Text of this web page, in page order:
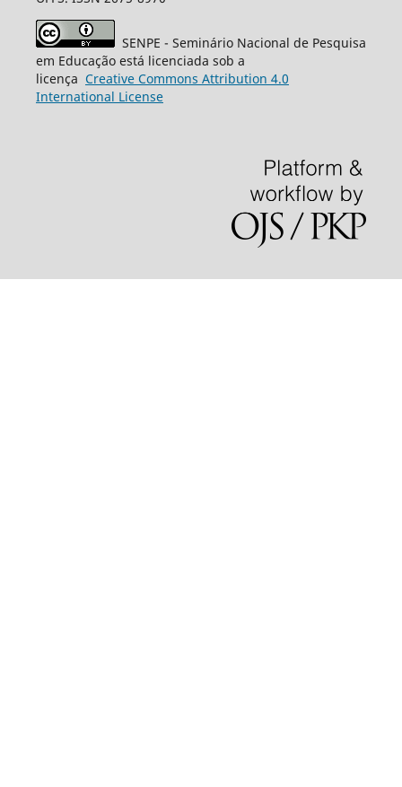
SENPE - Seminário Nacional de Pesquisa
em Educação está licenciada sob a
licença Creative Commons Attribution 4.0
International License